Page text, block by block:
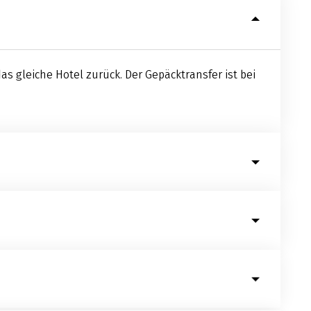
gleiche Hotel zurück. Der Gepäcktransfer ist bei
die Radtouren statt. So entfällt das tägliche
haben eine besondere Lage und eine